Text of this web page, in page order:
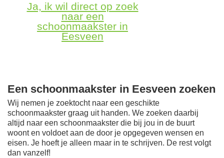
Ja, ik wil direct op zoek
naar een
schoonmaakster in
Eesveen
Een schoonmaakster in Eesveen zoeken
Wij nemen je zoektocht naar een geschikte
schoonmaakster graag uit handen. We zoeken daarbij
altijd naar een schoonmaakster die bij jou in de buurt
woont en voldoet aan de door je opgegeven wensen en
eisen. Je hoeft je alleen maar in te schrijven. De rest volgt
dan vanzelf!